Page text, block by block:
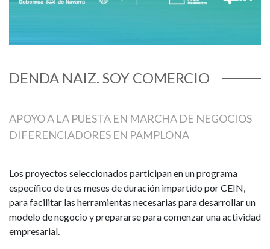
DENDA NAIZ. SOY COMERCIO
APOYO A LA PUESTA EN MARCHA DE NEGOCIOS
DIFERENCIADORES EN PAMPLONA
Los proyectos seleccionados participan en un programa
específico de tres meses de duración impartido por CEIN,
para facilitar las herramientas necesarias para desarrollar un
modelo de negocio y prepararse para comenzar una actividad
empresarial.